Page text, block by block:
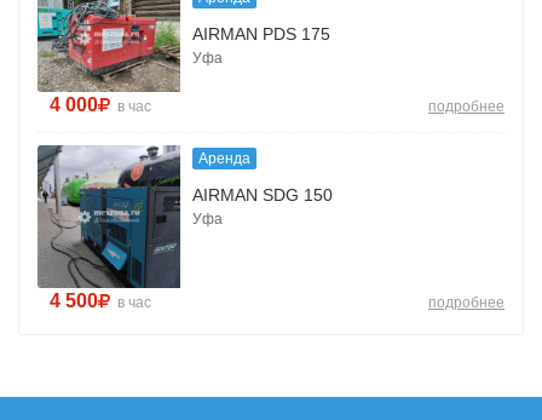
AIRMAN PDS 175
Уфа
4 000 в час подробнее
Аренда
AIRMAN SDG 150
Уфа
4 500 в час подробнее